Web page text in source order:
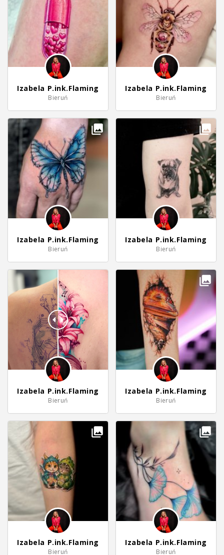
Izabela P.ink.Flaming
Bieruń
Izabela P.ink.Flaming
Bieruń
Izabela P.ink.Flaming
Bieruń
Izabela P.ink.Flaming
Bieruń
Izabela P.ink.Flaming
Bieruń
Izabela P.ink.Flaming
Bieruń
Izabela P.ink.Flaming
Bieruń
Izabela P.ink.Flaming
Bieruń